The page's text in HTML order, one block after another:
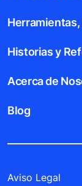
Herramientas,
Historias y
Acerca de
Blog
Aviso Legal